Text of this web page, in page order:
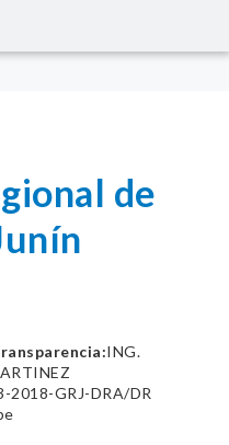
de
ING.
2018-GRJ-DRA/DR